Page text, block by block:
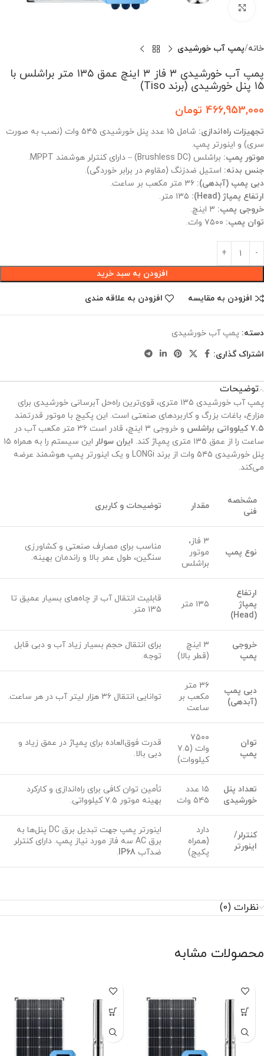
خانه پمپ آب خورشیدی
پمپ آب خورشیدی ۳ فاز ۳ اینچ عمق ۱۳۵ متر براشلس با
۱۵ پنل خورشیدی (برند Tiso)
466,953,000 تومان
تجهیزات راه‌اندازی:
شامل ۱۵ عدد پنل خورشیدی ۵۴۵ وات (نصب به صورت
سری) و اینورتر پمپ.
موتور پمپ: براشلس (Brushless DC) – دارای کنترلر هوشمند MPPT.
جنس بدنه: استیل ضدزنگ (مقاوم در برابر خوردگی).
دبی پمپ (آبدهی):
ارتفاع پمپاژ (Head):
خروجی پمپ:
توان پمپ:
افزودن به سبد خرید
افزودن به مقایسه افزودن به علاقه مندی
دسته: پمپ آب خورشیدی
اشتراک گذاری:
توضیحات
پمپ آب خورشیدی ۱۳۵ متری، قوی‌ترین راه‌حل آبرسانی خورشیدی برای
مزارع، باغات بزرگ و کاربردهای صنعتی است. این پکیج با موتور قدرتمند
۷.۵ کیلوواتی براشلس
و خروجی ۳ اینچ، قادر است ۳۶ متر مکعب آب در
ساعت را از عمق ۱۳۵ متری پمپاژ کند.
ایران سولار
این سیستم را به همراه ۱۵
پنل خورشیدی ۵۴۵ وات از برند LONGi و یک اینورتر پمپ هوشمند عرضه
می‌کند.
مشخصه
فنی
مقدار توضیحات و کاربری
نوع پمپ
۳ فاز،
موتور
براشلس
مناسب برای مصارف صنعتی و کشاورزی
سنگین، طول عمر بالا و راندمان بهینه.
ارتفاع
پمپاژ
(
Head
)
۱۳۵ متر
قابلیت انتقال آب از چاه‌های بسیار عمیق تا
۱۳۵ متر.
خروجی
پمپ
۳ اینچ
(قطر بالا)
برای انتقال حجم بسیار زیاد آب و دبی قابل
توجه.
دبی پمپ
(آبدهی)
۳۶ متر
مکعب بر
ساعت
توانایی انتقال ۳۶ هزار لیتر آب در هر ساعت.
توان
پمپ
۷۵۰۰
وات (۷.۵
کیلووات)
قدرت فوق‌العاده برای پمپاژ در عمق زیاد و
دبی بالا.
تعداد پنل
خورشیدی
۱۵ عدد
۵۴۵ وات
تأمین توان کافی برای راه‌اندازی و کارکرد
بهینه موتور ۷.۵ کیلوواتی.
کنترلر/
اینورتر
دارد
(همراه
پکیج)
اینورتر پمپ جهت تبدیل برق DC پنل‌ها به
برق AC سه فاز مورد نیاز پمپ. دارای کنترلر
ضدآب IP68
.
نظرات (0)
محصولات مشابه